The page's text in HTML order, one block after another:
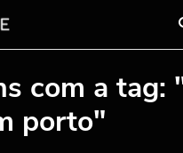
com a tag:
porto"